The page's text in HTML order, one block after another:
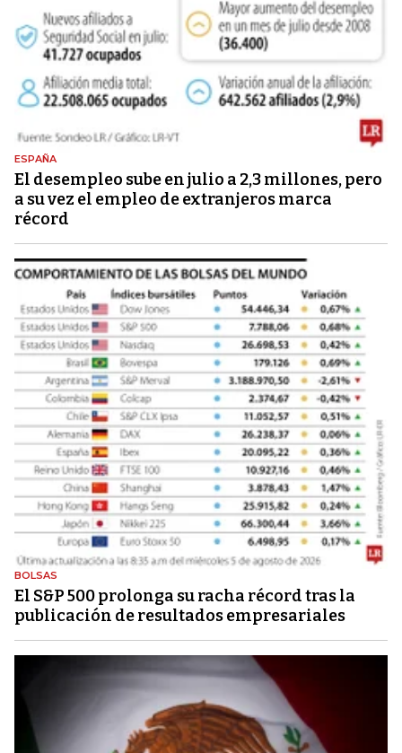
ESPAÑA
El desempleo sube en julio a 2,3 millones, pero
a su vez el empleo de extranjeros marca
récord
BOLSAS
El S&P 500 prolonga su racha récord tras la
publicación de resultados empresariales